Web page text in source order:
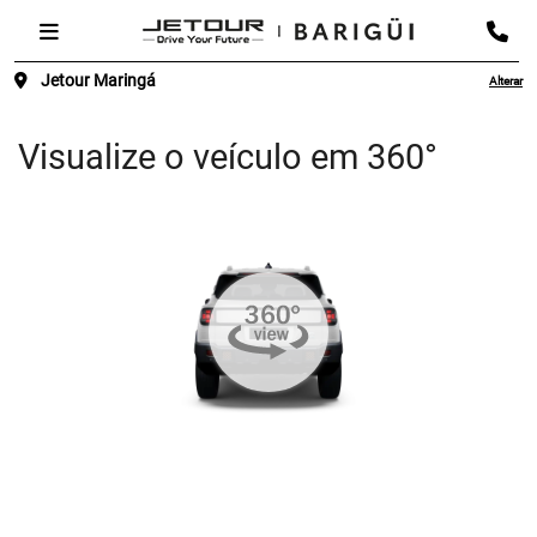
Jetour Maringá Alterar
Visualize o veículo em 360°